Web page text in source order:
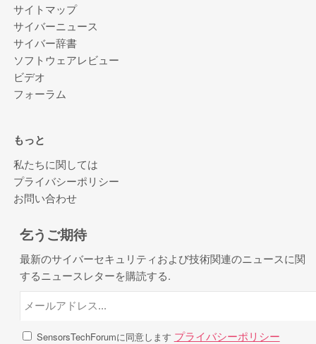
サイトマップ
サイバーニュース
サイバー辞書
ソフトウェアレビュー
ビデオ
フォーラム
もっと
私たちに関しては
プライバシーポリシー
お問い合わせ
乞うご期待
最新のサイバーセキュリティおよび技術関連のニュースに関
するニュースレターを購読する.
SensorsTechForumに同意します プライバシーポリシー